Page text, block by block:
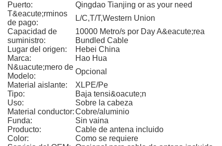
Puerto:
Qingdao Tianjing or as your need
T&eacute;rminos
de pago:
L/C,T/T,Western Union
Capacidad de
suministro:
10000 Metro/s por Day A&eacute;rea
Bundled Cable
Lugar del origen:
Hebei China
Marca:
Hao Hua
N&uacute;mero de
Modelo:
Opcional
Material aislante:
XLPE/Pe
Tipo:
Baja tensi&oacute;n
Uso:
Sobre la cabeza
Material conductor:Cobre/aluminio
Funda:
Sin vaina
Producto:
Cable de antena incluido
Color:
Como se requiere